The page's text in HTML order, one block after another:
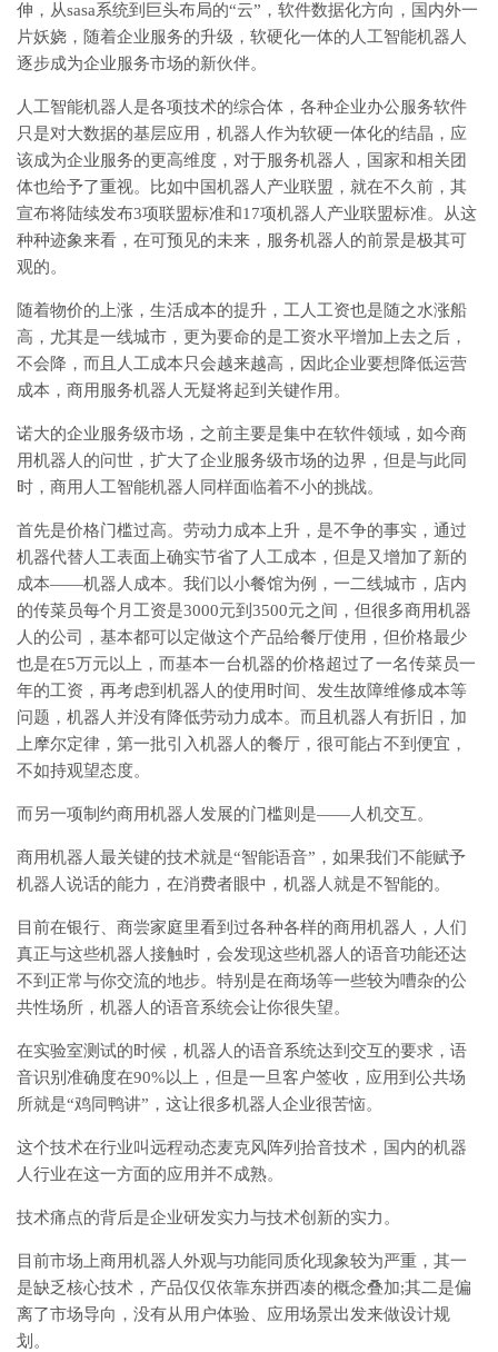
伸，从sasa系统到巨头布局的“云”，软件数据化方向，国内外一
片妖娆，随着企业服务的升级，软硬化一体的人工智能机器人
逐步成为企业服务市场的新伙伴。
人工智能机器人是各项技术的综合体，各种企业办公服务软件
只是对大数据的基层应用，机器人作为软硬一体化的结晶，应
该成为企业服务的更高维度，对于服务机器人，国家和相关团
体也给予了重视。比如中国机器人产业联盟，就在不久前，其
宣布将陆续发布3项联盟标准和17项机器人产业联盟标准。从这
种种迹象来看，在可预见的未来，服务机器人的前景是极其可
观的。
随着物价的上涨，生活成本的提升，工人工资也是随之水涨船
高，尤其是一线城市，更为要命的是工资水平增加上去之后，
不会降，而且人工成本只会越来越高，因此企业要想降低运营
成本，商用服务机器人无疑将起到关键作用。
诺大的企业服务级市场，之前主要是集中在软件领域，如今商
用机器人的问世，扩大了企业服务级市场的边界，但是与此同
时，商用人工智能机器人同样面临着不小的挑战。
首先是价格门槛过高。劳动力成本上升，是不争的事实，通过
机器代替人工表面上确实节省了人工成本，但是又增加了新的
成本——机器人成本。我们以小餐馆为例，一二线城市，店内
的传菜员每个月工资是3000元到3500元之间，但很多商用机器
人的公司，基本都可以定做这个产品给餐厅使用，但价格最少
也是在5万元以上，而基本一台机器的价格超过了一名传菜员一
年的工资，再考虑到机器人的使用时间、发生故障维修成本等
问题，机器人并没有降低劳动力成本。而且机器人有折旧，加
上摩尔定律，第一批引入机器人的餐厅，很可能占不到便宜，
不如持观望态度。
而另一项制约商用机器人发展的门槛则是——人机交互。
商用机器人最关键的技术就是“智能语音”，如果我们不能赋予
机器人说话的能力，在消费者眼中，机器人就是不智能的。
目前在银行、商尝家庭里看到过各种各样的商用机器人，人们
真正与这些机器人接触时，会发现这些机器人的语音功能还达
不到正常与你交流的地步。特别是在商场等一些较为嘈杂的公
共性场所，机器人的语音系统会让你很失望。
在实验室测试的时候，机器人的语音系统达到交互的要求，语
音识别准确度在90%以上，但是一旦客户签收，应用到公共场
所就是“鸡同鸭讲”，这让很多机器人企业很苦恼。
这个技术在行业叫远程动态麦克风阵列拾音技术，国内的机器
人行业在这一方面的应用并不成熟。
技术痛点的背后是企业研发实力与技术创新的实力。
目前市场上商用机器人外观与功能同质化现象较为严重，其一
是缺乏核心技术，产品仅仅依靠东拼西凑的概念叠加;其二是偏
离了市场导向，没有从用户体验、应用场景出发来做设计规
划。